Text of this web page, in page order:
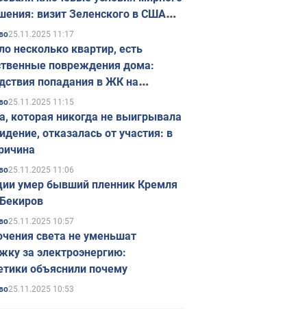
визит Зеленского в США
в ноябре
25.11.2025 11:17
несколько квартир, есть
повреждения дома:
попадания в ЖК на
в Киеве. Фото
25.11.2025 11:15
которая никогда не выигрывала
отказалась от участия: в
25.11.2025 11:06
умер бывший пленник Кремля
25.11.2025 10:57
света не уменьшат
за электроэнергию:
объяснили почему
25.11.2025 10:53